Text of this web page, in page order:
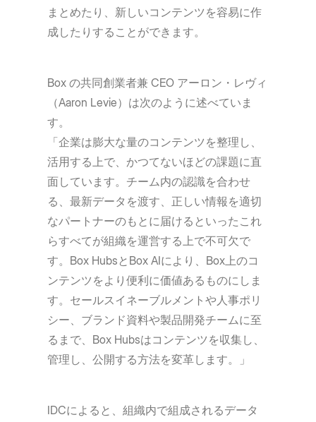
まとめたり、新しいコンテンツを容易に作
成したりすることができます。
Box の共同創業者兼 CEO アーロン・レヴィ
（Aaron Levie）は次のように述べていま
す。
「企業は膨大な量のコンテンツを整理し、
活用する上で、かつてないほどの課題に直
面しています。チーム内の認識を合わせ
る、最新データを渡す、正しい情報を適切
なパートナーのもとに届けるといったこれ
らすべてが組織を運営する上で不可欠で
す。Box HubsとBox AIにより、Box上のコ
ンテンツをより便利に価値あるものにしま
す。セールスイネーブルメントや人事ポリ
シー、ブランド資料や製品開発チームに至
るまで、Box Hubsはコンテンツを収集し、
管理し、公開する方法を変革します。」
IDCによると、組織内で組成されるデータ